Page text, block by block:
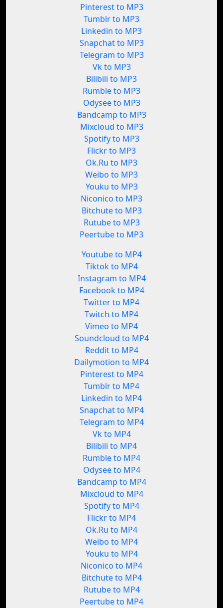
Pinterest to MP3
Tumblr to MP3
Linkedin to MP3
Snapchat to MP3
Telegram to MP3
Vk to MP3
Bilibili to MP3
Rumble to MP3
Odysee to MP3
Bandcamp to MP3
Mixcloud to MP3
Spotify to MP3
Flickr to MP3
Ok.Ru to MP3
Weibo to MP3
Youku to MP3
Niconico to MP3
Bitchute to MP3
Rutube to MP3
Peertube to MP3
Youtube to MP4
Tiktok to MP4
Instagram to MP4
Facebook to MP4
Twitter to MP4
Twitch to MP4
Vimeo to MP4
Soundcloud to MP4
Reddit to MP4
Dailymotion to MP4
Pinterest to MP4
Tumblr to MP4
Linkedin to MP4
Snapchat to MP4
Telegram to MP4
Vk to MP4
Bilibili to MP4
Rumble to MP4
Odysee to MP4
Bandcamp to MP4
Mixcloud to MP4
Spotify to MP4
Flickr to MP4
Ok.Ru to MP4
Weibo to MP4
Youku to MP4
Niconico to MP4
Bitchute to MP4
Rutube to MP4
Peertube to MP4